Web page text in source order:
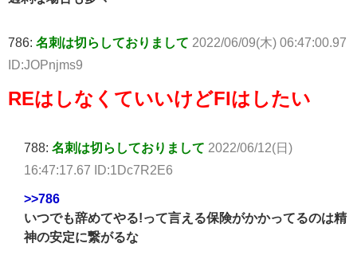
786: 名刺は切らしておりまして 2022/06/09(木) 06:47:00.97
ID:JOPnjms9
REはしなくていいけどFIはしたい
788: 名刺は切らしておりまして 2022/06/12(日)
16:47:17.67 ID:1Dc7R2E6
>>786
いつでも辞めてやる!って言える保険がかかってるのは精
神の安定に繋がるな